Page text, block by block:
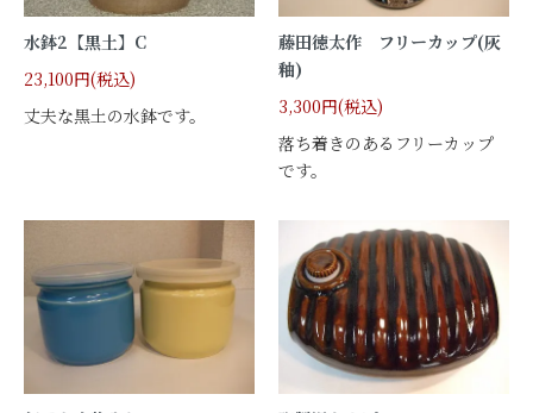
水鉢2【黒土】C
23,100円(税込)
丈夫な黒土の水鉢です。
藤田徳太作 フリーカップ(灰
釉)
3,300円(税込)
落ち着きのあるフリーカップ
です。